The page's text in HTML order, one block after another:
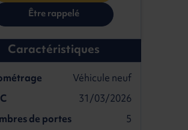
Être rappelé
Caractéristiques
Véhicule neuf
31/03/2026
de portes
5